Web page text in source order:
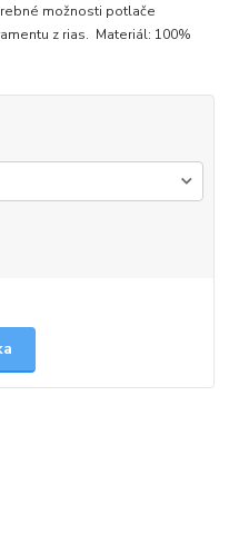
možnosti potlače
z rias. Materiál: 100%